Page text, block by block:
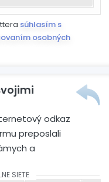
súhlasím s
osobných
odkaz
preposlali
a
SIETE